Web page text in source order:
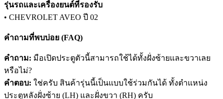
รุ่นรถและเครื่องยนต์ที่รองรับ
• CHEVROLET AVEO ปี 02
คำถามที่พบบ่อย (FAQ)
คำถาม: มือเปิดประตูตัวนี้สามารถใช้ได้ทั้งฝั่งซ้ายและขวาเลย
หรือไม่?
คำตอบ: ใช่ครับ สินค้ารุ่นนี้เป็นแบบใช้ร่วมกันได้ ทั้งตำแหน่ง
ประตูหลังฝั่งซ้าย (LH) และฝั่งขวา (RH) ครับ